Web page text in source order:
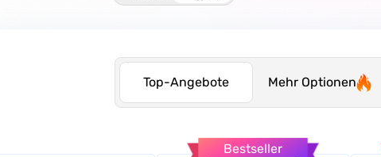
Top-Angebote Mehr Optionen
Bestseller